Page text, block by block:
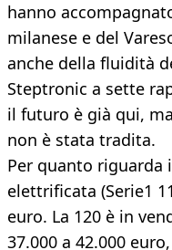
hanno
milanese e del
anche della fluidità
Steptronic a sette
il futuro è già qui,
non è stata tradita.
Per quanto riguarda
elettrificata (Serie1
euro. La 120 è in
37.000 a 42.000